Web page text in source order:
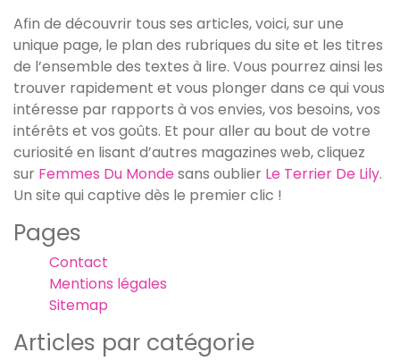
Afin de découvrir tous ses articles, voici, sur une
unique page, le plan des rubriques du site et les titres
de l’ensemble des textes à lire. Vous pourrez ainsi les
trouver rapidement et vous plonger dans ce qui vous
intéresse par rapports à vos envies, vos besoins, vos
intérêts et vos goûts. Et pour aller au bout de votre
curiosité en lisant d’autres magazines web, cliquez
sur Femmes Du Mondesans oublier Le Terrier De Lily.
Un site qui captive dès le premier clic !
Pages
Contact
Mentions légales
Sitemap
Articles par catégorie